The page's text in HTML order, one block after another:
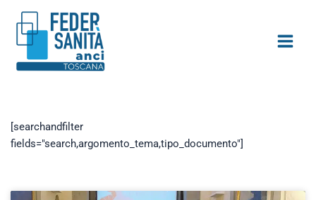
contenuto
contenuto
[searchandfilter
fields="search,argomento_tema,tipo_documento"]